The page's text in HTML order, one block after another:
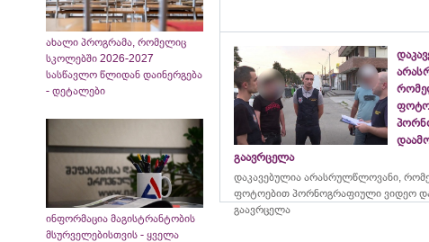
ახალი პროგრამა, რომელიც
სკოლებში 2026-2027
სასწავლო წლიდან დაინერგება
- დეტალები
ინფორმაცია მაგისტრანტობის
მსურველებისთვის - ყველა
გაავრცელა
დაკავებულია არასრულწლოვანი,
ფოტოებით პორნოგრაფიული ვიდეო
გაავრცელა